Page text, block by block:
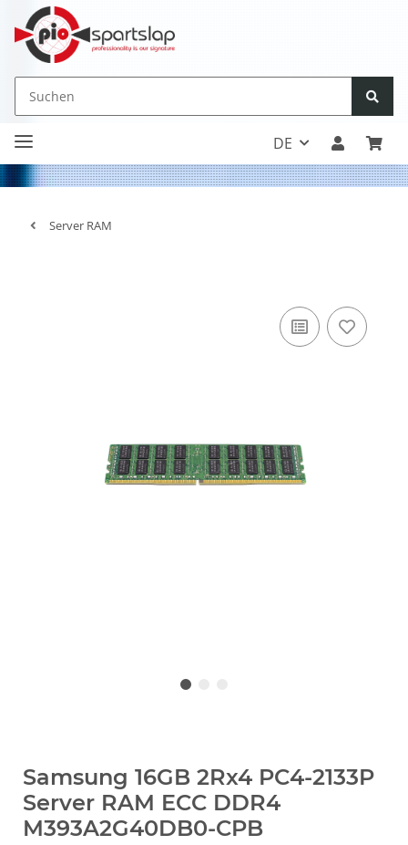
DE
Server RAM
Samsung 16GB 2Rx4 PC4-2133P
Server RAM ECC DDR4
M393A2G40DB0-CPB